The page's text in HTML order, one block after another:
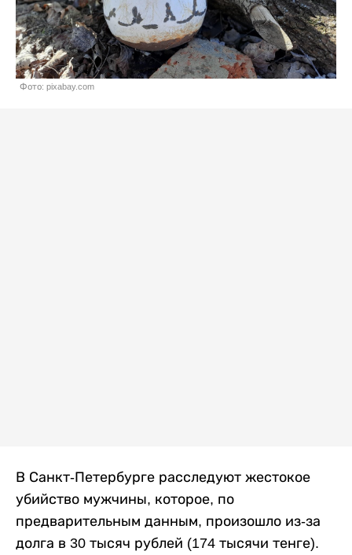
Фото: pixabay.com
В Санкт-Петербурге расследуют жестокое
убийство мужчины, которое, по
предварительным данным, произошло из-за
долга в 30 тысяч рублей (174 тысячи тенге).